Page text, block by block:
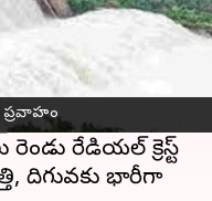
ప్రవాహం
ప్రవాహం
వరద నీరు
రేడియల్ క్రెస్ట్
దిగువకు భారీగా